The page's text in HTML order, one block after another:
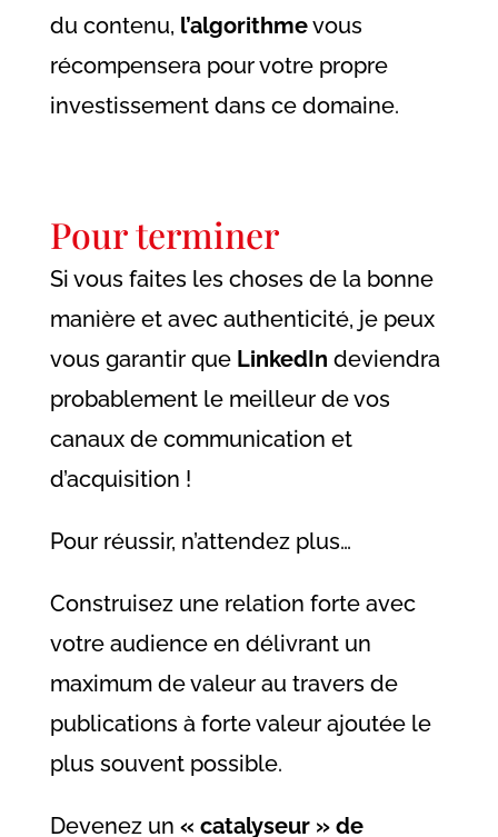
du contenu, l’algorithmevous
récompensera pour votre propre
investissement dans ce domaine.
Pour terminer
Si vous faites les choses de la bonne
manière et avec authenticité, je peux
vous garantir que LinkedIn deviendra
probablement le meilleur de vos
canaux de communication et
d’acquisition !
Pour réussir, n’attendez plus…
Construisez une relation forte avec
votre audience en délivrant un
maximum de valeur au travers de
publications à forte valeur ajoutée le
plus souvent possible.
Devenez un « catalyseur » de